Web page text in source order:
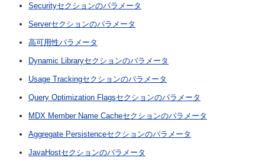
Securityセクションのパラメータ
Serverセクションのパラメータ
高可用性パラメータ
Dynamic Libraryセクションのパラメータ
Usage Trackingセクションのパラメータ
Query Optimization Flagsセクションのパラメータ
MDX Member Name Cacheセクションのパラメータ
Aggregate Persistenceセクションのパラメータ
JavaHostセクションのパラメータ